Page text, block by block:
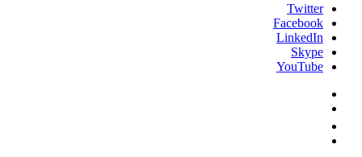
Twitter
Facebook
LinkedIn
Skype
YouTube